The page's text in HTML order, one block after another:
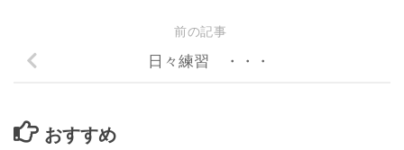
前の記事
日々練習 ・・・
おすすめ